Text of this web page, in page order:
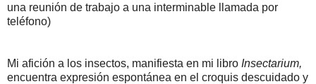
una reunión de trabajo a una interminable llamada por
teléfono)
Mi afición a los insectos, manifiesta en mi libro Insectarium,
encuentra expresión espontánea en el croquis descuidado y